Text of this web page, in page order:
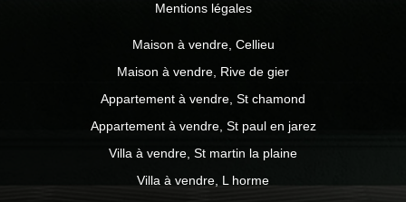
Mentions légales
Maison à vendre, Cellieu
Maison à vendre, Rive de gier
Appartement à vendre, St chamond
Appartement à vendre, St paul en jarez
Villa à vendre, St martin la plaine
Villa à vendre, L horme